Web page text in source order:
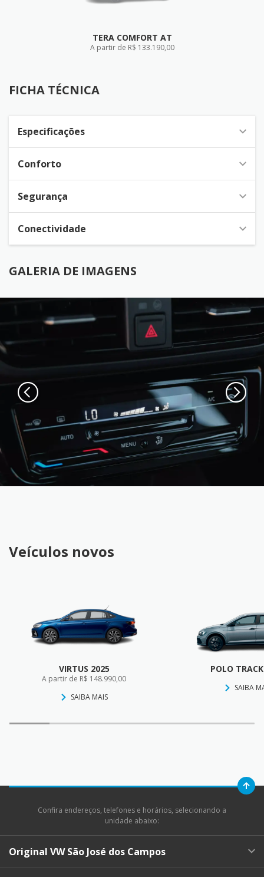
TERA COMFORT AT
A partir de R$ 133.190,00
FICHA TÉCNICA
Especificações
Conforto
Segurança
Conectividade
GALERIA DE IMAGENS
Veículos novos
VIRTUS 2025
A partir de R$ 148.990,00
SAIBA MAIS
POLO
SAIBA
Confira endereços, telefones e horários, selecionando a
unidade abaixo:
Original VW São José dos Campos